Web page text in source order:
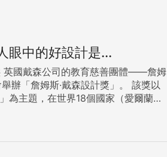
眼中的好設計是...
「詹姆斯·戴森設計獎」。 該獎以
為主題，在世界18個國家（愛爾蘭、
國、日本、紐西蘭、法國、比利時、